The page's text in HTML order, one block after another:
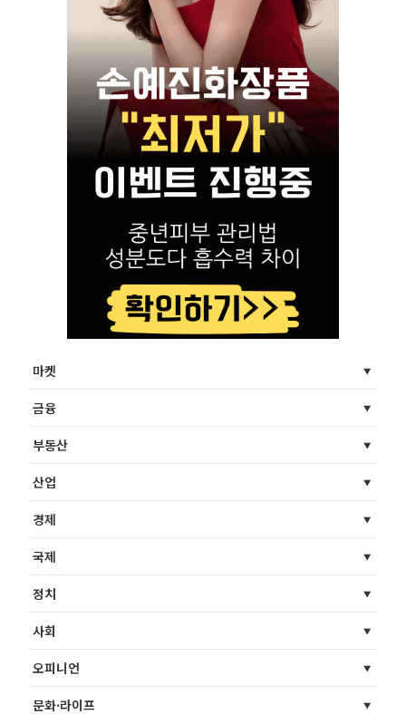
마켓
금융
부동산
산업
경제
국제
정치
사회
오피니언
문화·라이프